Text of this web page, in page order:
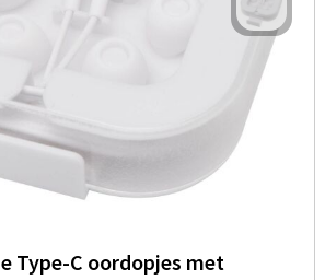
Type-C oordopjes met